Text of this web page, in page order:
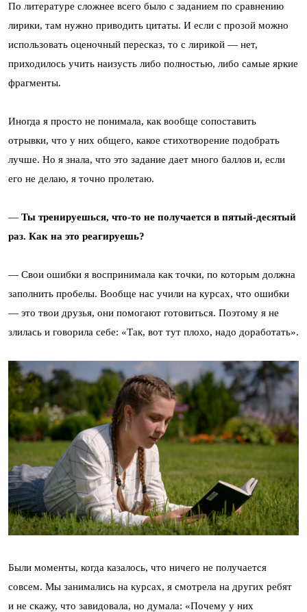
По литературе сложнее всего было с заданием по сравнению
лирики, там нужно приводить цитаты. И если с прозой можно
использовать оценочный пересказ, то с лирикой — нет,
приходилось учить наизусть либо полностью, либо самые яркие
фрагменты.
Иногда я просто не понимала, как вообще сопоставить
отрывки, что у них общего, какое стихотворение подобрать
лучше. Но я знала, что это задание дает много баллов и, если
его не делаю, я точно пролетаю.
— Ты тренируешься, что-то не получается в пятый-десятый
раз. Как на это реагируешь?
— Свои ошибки я воспринимала как точки, по которым должна
заполнить пробелы. Вообще нас учили на курсах, что ошибки
— это твои друзья, они помогают готовиться. Поэтому я не
злилась и говорила себе: «Так, вот тут плохо, надо доработать».
Были моменты, когда казалось, что ничего не получается
совсем. Мы занимались на курсах, я смотрела на других ребят
и не скажу, что завидовала, но думала: «Почему у них